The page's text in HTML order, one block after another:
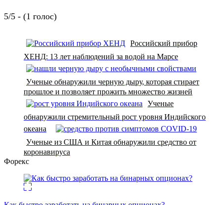
5/5 - (1 голос)
Российский прибор
ХЕНД: 13 лет наблюдений за водой на Марсе
Ученые обнаружили черную дыру, которая стирает
прошлое и позволяет прожить множество жизней
Ученые
обнаружили стремительный рост уровня Индийского
океана
Ученые из США и Китая обнаружили средство от
коронавируса
Форекс